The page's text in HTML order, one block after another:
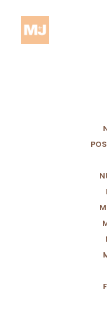
UNA
DE